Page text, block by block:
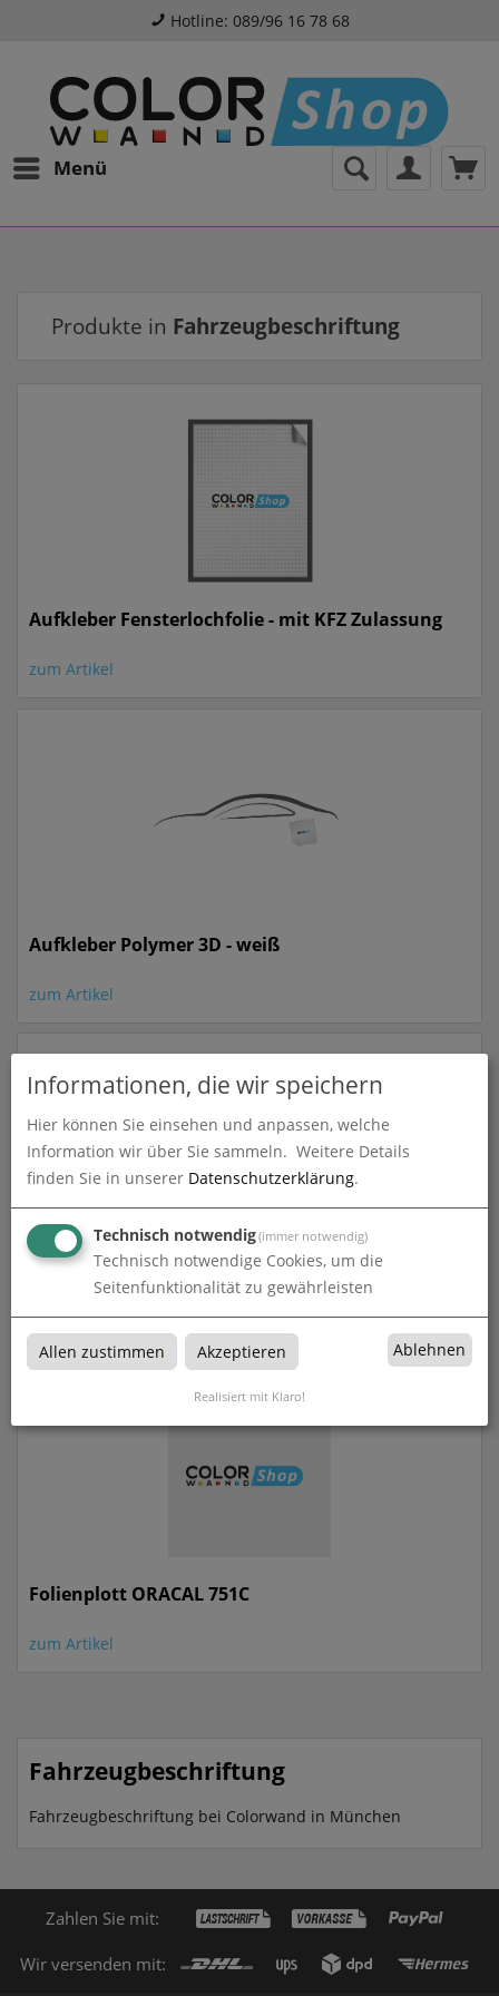
Hotline: 089/96 16 78 68
Menü
Produkte in Fahrzeugbeschriftung
Aufkleber Fensterlochfolie - mit KFZ Zulassung
zum Artikel
Aufkleber Polymer 3D - weiß
zum Artikel
Folienplott Avery 900
zum Artikel
Folienplott ORACAL 751C
zum Artikel
Fahrzeugbeschriftung
Fahrzeugbeschriftung bei Colorwand in München
Zahlen Sie mit:
Wir versenden mit:
Informationen, die wir speichern
Hier können Sie einsehen und anpassen, welche
Information wir über Sie sammeln. Weitere Details
finden Sie in unserer Datenschutzerklärung.
Technisch notwendig(immer notwendig)
Technisch notwendige Cookies, um die
Seitenfunktionalität zu gewährleisten
Allen zustimmen Akzeptieren Ablehnen
Realisiert mit Klaro!